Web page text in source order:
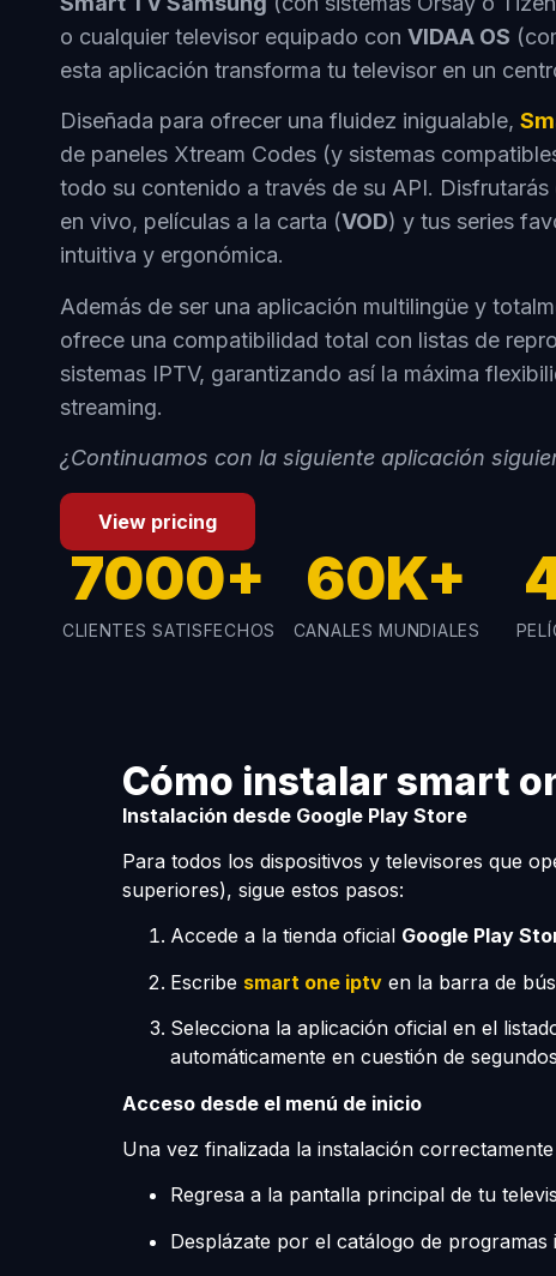
o cualquier televisor equipado con VIDAA OS
esta aplicación transforma tu televisor en un
Diseñada para ofrecer una fluidez inigualable,
de paneles Xtream Codes (y sistemas
todo su contenido a través de su API.
en vivo, películas a la carta (VOD) y tus series
intuitiva y ergonómica.
Además de ser una aplicación multilingüe y
ofrece una compatibilidad total con listas de
sistemas IPTV, garantizando así la máxima
streaming.
¿Continuamos con la siguiente aplicación
View pricing
7000+
CLIENTES SATISFECHOS
60K+
CANALES MUNDIALES
Cómo instalar smart
Instalación desde Google Play Store
Para todos los dispositivos y televisores que
superiores), sigue estos pasos:
Accede a la tienda oficial Google Play
Escribe smart one iptv en la barra de
Selecciona la aplicación oficial en el
automáticamente en cuestión de
Acceso desde el menú de inicio
Una vez finalizada la instalación
Regresa a la pantalla principal de tu
Desplázate por el catálogo de